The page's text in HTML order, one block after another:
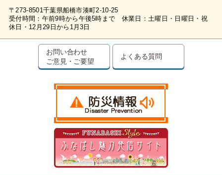
〒273-8501千葉県船橋市湊町2-10-25
受付時間：午前9時から午後5時まで 休業日：土曜日・日曜日・祝
休日・12月29日から1月3日
お問い合わせ
ご意見・ご要望
よくある質問